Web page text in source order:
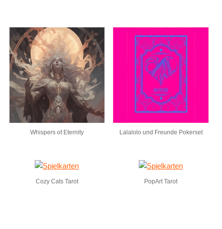
Whispers of Eternity Lalalolo und Freunde Pokerset
Cozy Cats Tarot PopArt Tarot